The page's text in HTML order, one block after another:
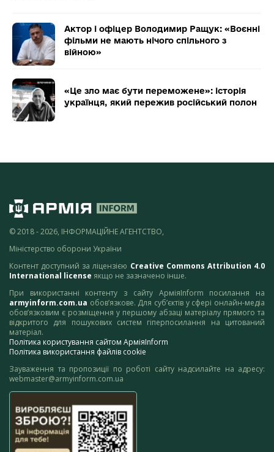
Актор і офіцер Володимир Ращук: «Воєнні
фільми не мають нічого спільного з
війною»
«Це зло має бути переможене»: історія
українця, який пережив російський полон
© 2018 - 2026, ІНФОРМАЦІЙНЕ АГЕНТСТВО,
Міністерство оборони України
Контент доступний за ліцензією Creative Commons Attribution 4.0
International license якщо не зазначено інше.
При використанні контенту з сайту АрміяInform посилання на
armyinform.com.ua обов’язкове. Для суб’єктів у сфері онлайн-медіа
обов’язковим є розміщення у першому абзаці матеріалу прямого та
відкритого для пошукових систем гіперпосилання на цитований
матеріал.
Політика користування сайтом АрміяInform
Політика використання файлів cookie
Зауваження та пропозиції по роботі сайту надсилайте на адресу:
webmaster@armyinform.com.ua